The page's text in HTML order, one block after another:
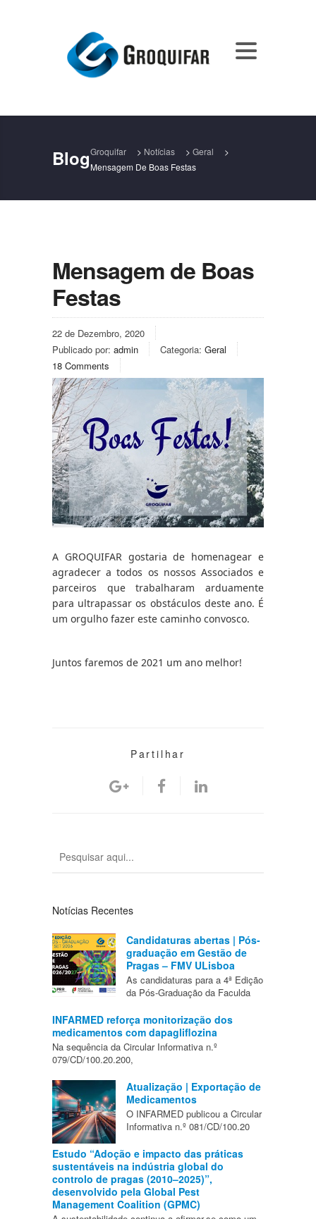
BlogGroquifar > Notícias > Geral
>
Mensagem De Boas Festas
Mensagem de Boas
Festas
22 de Dezembro, 2020
Publicado por: admin Categoria: Geral
18 Comments
A GROQUIFAR gostaria de homenagear e
agradecer a todos os nossos Associados e
parceiros que trabalharam arduamente
para ultrapassar os obstáculos deste ano. É
um orgulho fazer este caminho convosco.
Juntos faremos de 2021 um ano melhor!
Partilhar
Notícias Recentes
Candidaturas abertas | Pós-
graduação em Gestão de
Pragas – FMV ULisboa
As candidaturas para a 4ª Edição
da Pós-Graduação da Faculda
INFARMED reforça monitorização dos
medicamentos com dapagliflozina
Na sequência da Circular Informativa n.º
079/CD/100.20.200,
Atualização | Exportação de
Medicamentos
O INFARMED publicou a Circular
Informativa n.º 081/CD/100.20
Estudo “Adoção e impacto das práticas
sustentáveis na indústria global do
controlo de pragas (2010–2025)”,
desenvolvido pela Global Pest
Management Coalition (GPMC)